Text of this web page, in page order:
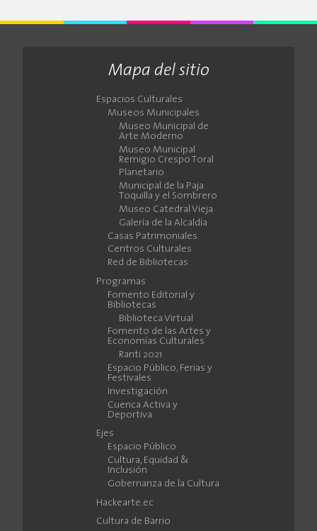
Mapa del sitio
Espacios Culturales
Museos Municipales
Museo Municipal de
Arte Moderno
Museo Municipal
Remigio Crespo Toral
Planetario
Municipal de la Paja
Toquilla y el Sombrero
Museo Catedral Vieja
Galería de la Alcaldía
Casas Patrimoniales
Centros Culturales
Red de Bibliotecas
Programas
Fomento Editorial y
Bibliotecas
Biblioteca Virtual
Fomento de las Artes y
Economías Culturales
Ranti 2021
Espacio Público, Ferias y
Festivales
Investigación
Cuenca Activa y
Deportiva
Ejes
Espacio Público
Cultura, Equidad &
Inclusión
Gobernanza de la Cultura
Hackearte.ec
Cultura de Barrio